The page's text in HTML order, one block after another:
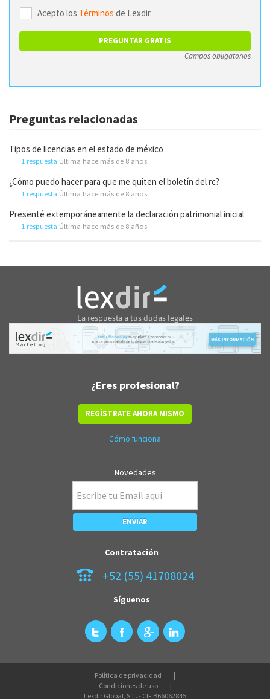
Acepto los Términos de Lexdir.
Campos obligatorios
Preguntas relacionadas
Tipos de licencias en el estado de méxico
1 respuesta Última hace más de 8 años
¿Cómo puedo hacer para que me quiten el boletín del rc?
1 respuesta Última hace más de 8 años
Presenté extemporáneamente la declaración patrimonial inicial
1 respuesta Última hace más de 8 años
¿Eres profesional?
REGÍSTRATE AHORA MISMO
Cómo funciona
Novedades
Contratación
+52 (55) 41708024
Síguenos
Política de privacidad
Condiciones de uso
Lexdir Global, S.L. - CIF B66062845